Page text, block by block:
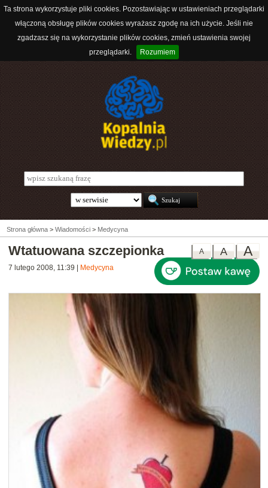
Ta strona wykorzystuje pliki cookies. Pozostawiając w ustawieniach przeglądarki
włączoną obsługę plików cookies wyrażasz zgodę na ich użycie. Jeśli nie
zgadzasz się na wykorzystanie plików cookies, zmień ustawienia swojej
przeglądarki.
Rozumiem
Strona główna > Wiadomości > Medycyna
A
A
A
Wtatuowana szczepionka
7 lutego 2008, 11:39 Medycyna